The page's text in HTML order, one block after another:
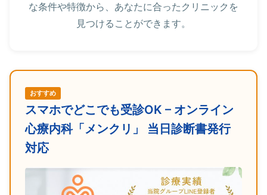
な条件や特徴から、あなたに合ったクリニックを
見つけることができます。
おすすめ
スマホでどこでも受診OK – オンライン
心療内科「メンクリ」 当日診断書発行
対応